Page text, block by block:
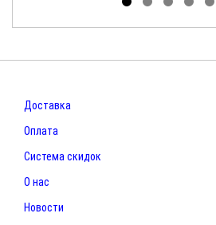
Доставка
Оплата
Система скидок
О нас
Новости